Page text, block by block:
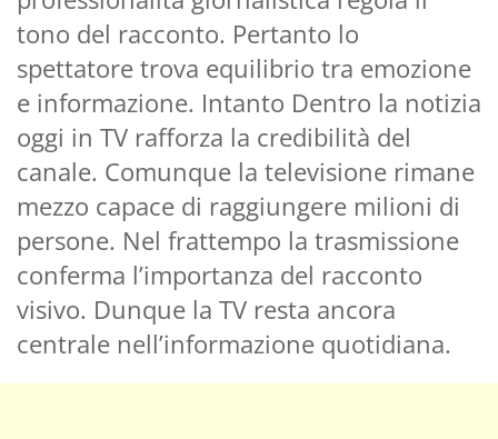
tono del racconto. Pertanto lo
spettatore trova equilibrio tra emozione
e informazione. Intanto Dentro la notizia
oggi in TV rafforza la credibilità del
canale. Comunque la televisione rimane
mezzo capace di raggiungere milioni di
persone. Nel frattempo la trasmissione
conferma l’importanza del racconto
visivo. Dunque la TV resta ancora
centrale nell’informazione quotidiana.